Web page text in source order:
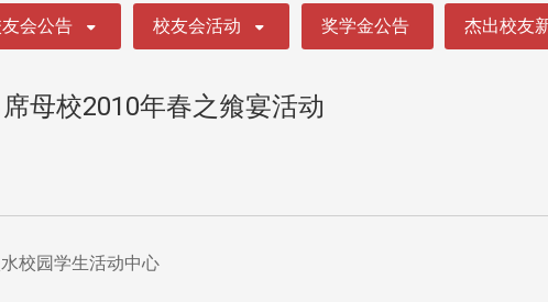
会公告 校友会活动 奖学金公告 杰出校友
母校2010年春之飨宴活动
校园学生活动中心